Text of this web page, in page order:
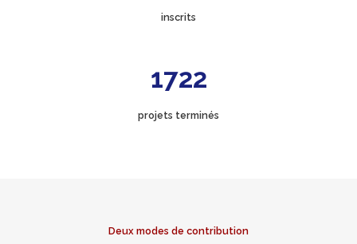
inscrits
1722
projets terminés
Deux modes de contribution